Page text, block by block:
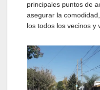
principales puntos de
asegurar la
los todos los vecinos y